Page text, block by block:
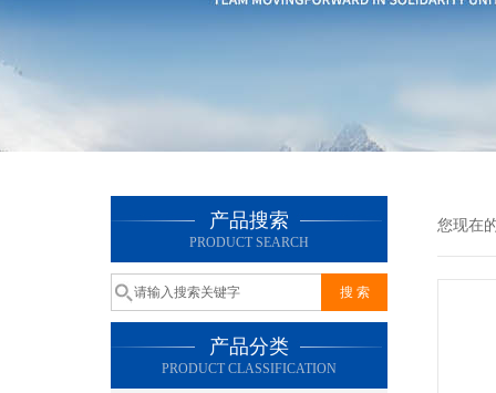
产品搜索
PRODUCT SEARCH
产品分类
PRODUCT CLASSIFICATION
您现在